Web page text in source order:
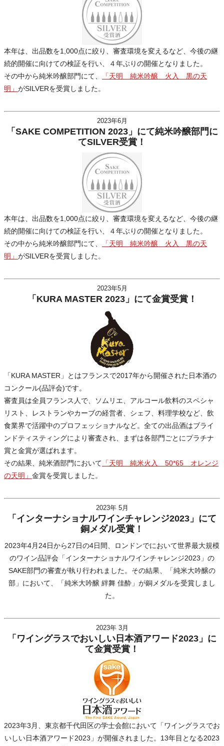
本年は、出品数を1,000点に絞り、審査環境を変えるなど、今後の継
続的開催に向けての検証を行い、４年ぶりの開催となりました。
その中から純米吟醸部門にて、
「天明 純米吟醸 火入 黒の天
明」 がSILVERを受賞しました。
2023年6月
「SAKE COMPETITION 2023」にて純米吟醸部門に
てSILVER受賞！
本年は、出品数を1,000点に絞り、審査環境を変えるなど、今後の継
続的開催に向けての検証を行い、４年ぶりの開催となりました。
その中から純米吟醸部門にて、
「天明 純米吟醸 火入 黒の天
明」 がSILVERを受賞しました。
2023年5月
「KURA MASTER 2023」にて金賞受賞！
「KURA MASTER」とはフランスで2017年から開催された日本酒の
コンクール(品評会)です。
審査員は全員フランス人で、ソムリエ、アルコール飲料のスペシャ
リスト、レストランやカーブの経営者、シェフ、料理学校など、飲
食業界で活躍中のプロフェッショナルなど。全ての出品酒はブライ
ンドティスティングにより審査され、まずは各部門ごとにプラチナ
賞と金賞が選ばれます。
その結果、純米酒部門において 「天明 純米火入 50*65 オレンジ
の天明」 金賞を受賞しました。
2023年 5月
「インターナショナルワインチャレンジ2023」にて
銅メダル受賞！
2023年4月24日から27日の4日間、ロンドンでにおいて世界最大規模
のワイン品評会「インターナショナルワインチャレンジ2023」の
SAKE部門の審査が執り行われました。その結果、「純米大吟醸の
部」において、「純米大吟醸 絆舞 佳酔」が銅メダルを受賞しまし
た。
2023年 3月
「ワイングラスでおいしい日本酒アワード2023」に
て金賞受賞！
2023年3月、東京都千代田区の学士会館において「ワイングラスでお
いしい日本酒アワード2023」が開催されました。13年目となる2023